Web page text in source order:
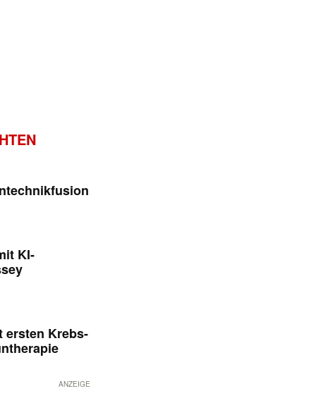
KI-
ersten Krebs-
ANZEIGE